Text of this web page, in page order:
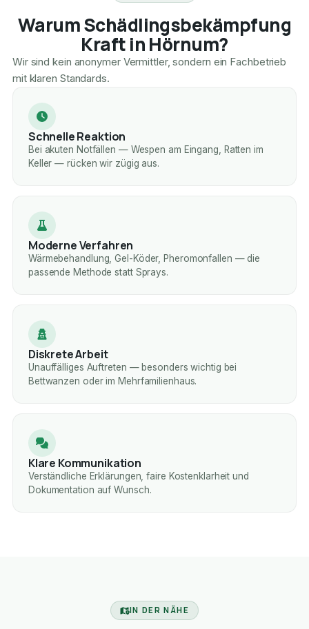
Warum Schädlingsbekämpfung
Kraft in Hörnum?
Wir sind kein anonymer Vermittler, sondern ein Fachbetrieb
mit klaren Standards.
Schnelle Reaktion
Bei akuten Notfällen — Wespen am Eingang, Ratten im
Keller — rücken wir zügig aus.
Moderne Verfahren
Wärmebehandlung, Gel-Köder, Pheromonfallen — die
passende Methode statt Sprays.
Diskrete Arbeit
Unauffälliges Auftreten — besonders wichtig bei
Bettwanzen oder im Mehrfamilienhaus.
Klare Kommunikation
Verständliche Erklärungen, faire Kostenklarheit und
Dokumentation auf Wunsch.
IN DER NÄHE